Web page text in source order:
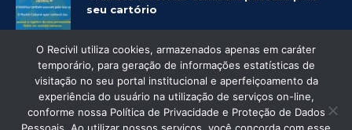
seu cartório
O Recivil utiliza cookies, armazenados apenas em caráter
temporário, para geração de informações estatísticas de
visitação no seu portal institucional e aperfeiçoamento da
experiência do usuário na utilização de serviços on-line,
conforme nossa Política de Privacidade e Proteção de Dados